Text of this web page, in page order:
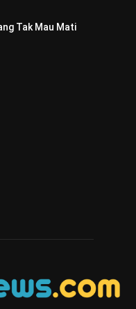
Tak Mau Mati